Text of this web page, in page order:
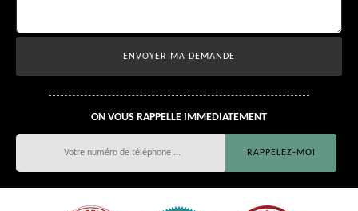
ON VOUS RAPPELLE IMMEDIATEMENT